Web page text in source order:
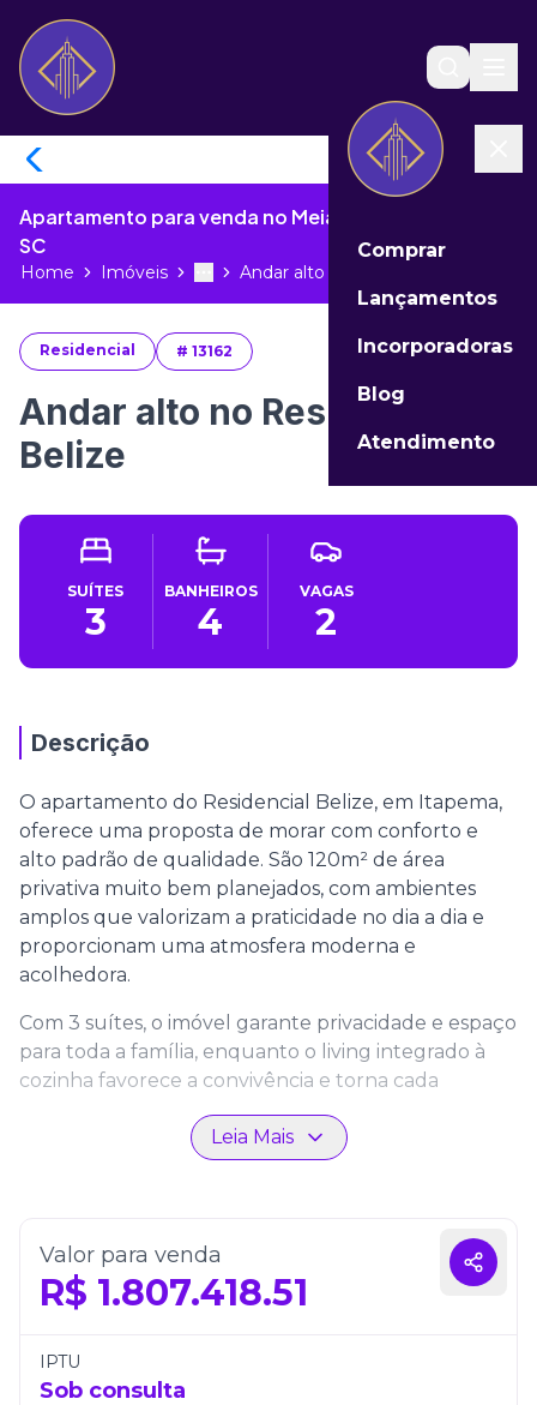
Comprar
Lançamentos
Incorporadoras
Blog
Atendimento
Apartamento para venda no Meia Praia de Itapema -
SC
Home Imóveis More
Toggle menu
Andar alto no Residencial Belize...
Residencial # 13162
Andar alto no Residencial
Belize
SUÍTES
3
BANHEIROS
4
VAGAS
2
Descrição
O apartamento do Residencial Belize, em Itapema,
oferece uma proposta de morar com conforto e
alto padrão de qualidade. São 120m² de área
privativa muito bem planejados, com ambientes
amplos que valorizam a praticidade no dia a dia e
proporcionam uma atmosfera moderna e
acolhedora.
Com 3 suítes, o imóvel garante privacidade e espaço
para toda a família, enquanto o living integrado à
cozinha favorece a convivência e torna cada
momento ainda mais especial. O projeto prioriza o
bem-estar, trazendo acabamento de qualidade e
detalhes que elevam a experiência de morar.
garagem, oferecendo mais comodidade e
segurança. Em uma localização estratégica de
Itapema, o Residencial Belize é ideal para quem
estar próximo ao mar.
Leia Mais
Valor para venda
R$ 1.807.418.51
IPTU
Sob consulta